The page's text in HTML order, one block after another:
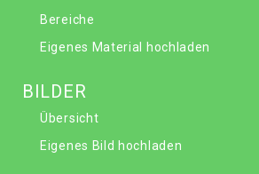
Bereiche
Eigenes Material hochladen
BILDER
Übersicht
Eigenes Bild hochladen